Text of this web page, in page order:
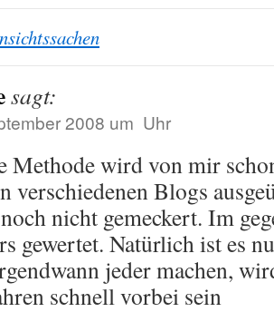
sagt:
2008 um Uhr
Methode wird von mir
verschiedenen Blogs
nicht gemeckert. Im
gewertet. Natürlich ist es
jeder machen,
schnell vorbei sein